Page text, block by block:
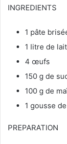
INGREDIENTS
1 pâte
1 litre de
4 œufs
150 g de
100 g de
1 gousse
PREPARATION